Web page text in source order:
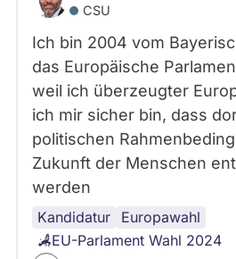
CSU
Ich bin 2004 vom
das Europäische
weil ich überzeugter
ich mir sicher bin, dass
politischen
Zukunft der Menschen
werden
Kandidatur
Europawahl
EU-Parlament Wahl 2024